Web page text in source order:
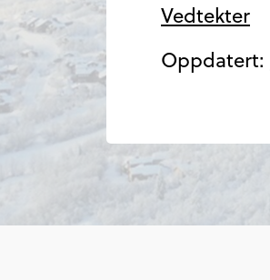
Vedtekter
Oppdatert: